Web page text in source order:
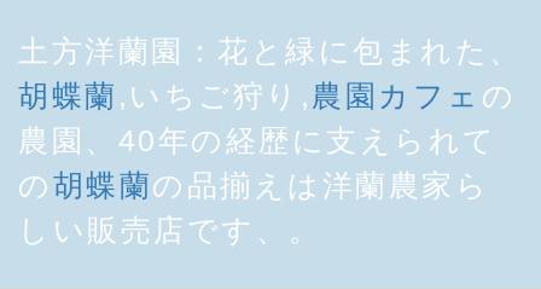
土方洋蘭園：花と緑に包まれた、
胡蝶蘭 ,いちご狩り, 農園カフェ の
農園、40年の経歴に支えられて
の胡蝶蘭の品揃えは洋蘭農家ら
しい販売店です、。